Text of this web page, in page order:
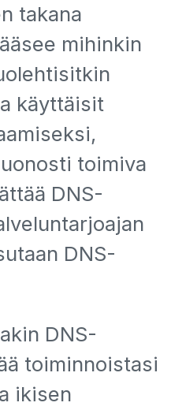
takana
mihinkin
käyttäisit
toimiva
DNS-
DNS-
DNS-
toiminnoistasi
ikisen